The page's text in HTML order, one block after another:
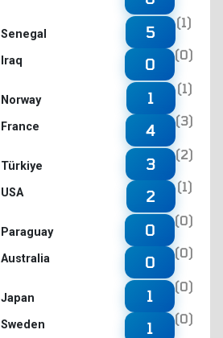
Senegal
Iraq
5
(1)
0
(0)
Norway
France
1
(1)
4
(3)
Türkiye
USA
3
(2)
2
(1)
Paraguay
Australia
0
(0)
0
(0)
Japan
Sweden
1
(0)
1
(0)